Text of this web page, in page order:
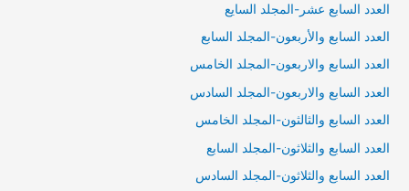
العدد السابع عشر-المجلد السايع
العدد السابع والأربعون-المجلد السابع
العدد السابع والاربعون-المجلد الخامس
العدد السابع والاربعون-المجلد السادس
العدد السابع والثالثون-المجلد الخامس
العدد السابع والثلاثون-المجلد السابع
العدد السابع والثلاثون-المجلد السادس